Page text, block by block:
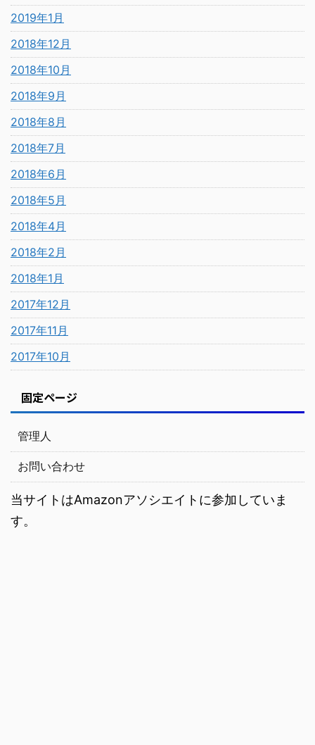
2019年1月
2018年12月
2018年10月
2018年9月
2018年8月
2018年7月
2018年6月
2018年5月
2018年4月
2018年2月
2018年1月
2017年12月
2017年11月
2017年10月
固定ページ
管理人
お問い合わせ
当サイトはAmazonアソシエイトに参加していま
す。